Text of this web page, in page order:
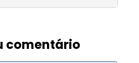
comentário